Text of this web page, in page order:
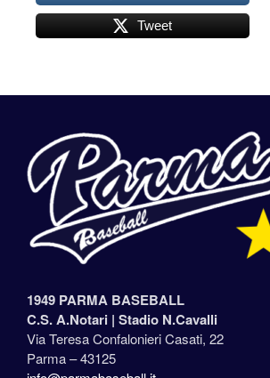
Tweet
1949 PARMA BASEBALL
C.S. A.Notari | Stadio N.Cavalli
Via Teresa Confalonieri Casati, 22
Parma – 43125